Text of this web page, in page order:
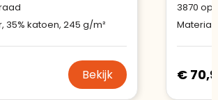
35% katoen, 245 g/m²
Bekijk
3870 op
€